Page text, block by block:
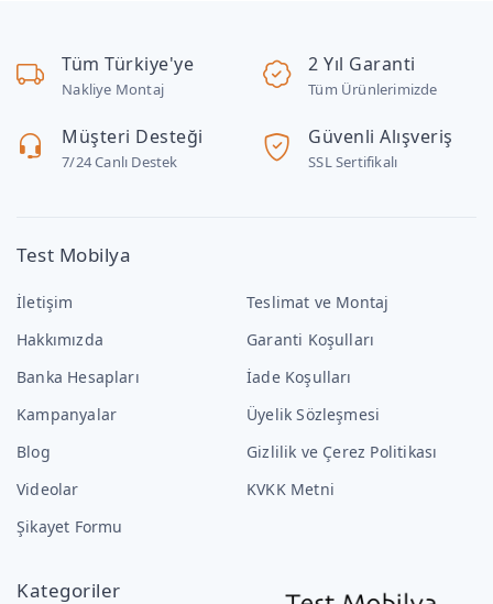
Tüm Türkiye'ye
Nakliye Montaj
2 Yıl Garanti
Tüm Ürünlerimizde
Müşteri Desteği
7/24 Canlı Destek
Güvenli Alışveriş
SSL Sertifikalı
Test Mobilya
İletişim
Hakkımızda
Banka Hesapları
Kampanyalar
Blog
Videolar
Şikayet Formu
Teslimat ve Montaj
Garanti Koşulları
İade Koşulları
Üyelik Sözleşmesi
Gizlilik ve Çerez Politikası
KVKK Metni
Kategoriler